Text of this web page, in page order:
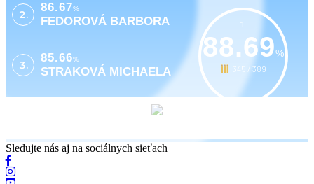
2.
86.67%
FEDOROVÁ BARBORA
3.
85.66%
STRAKOVÁ MICHAELA
1.
88.69%
345 / 389
Sledujte nás aj na sociálnych sieťach